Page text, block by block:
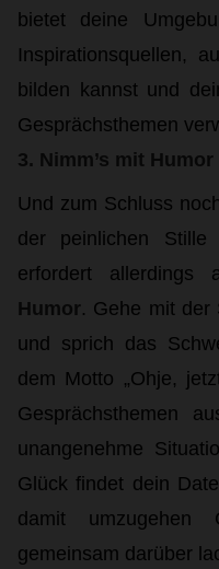
bietet deine
Inspirationsquellen,
bilden kannst und
Gesprächsthemen
3. Nimm’s mit Humor
Und zum Schluss
der peinlichen
erfordert
Humor. Gehe mit der
und sprich das
dem Motto „Ohje,
Gesprächsthemen
unangenehme
Glück findet dein
damit
gemeinsam darüber